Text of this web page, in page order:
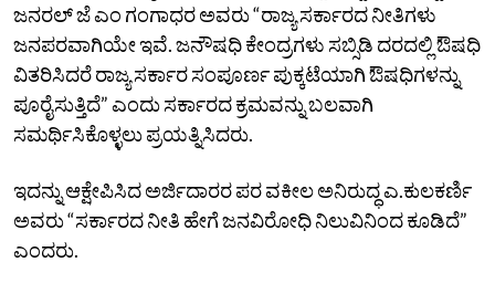
ಜನರಲ್‌ ಜೆ ಎಂ ಗಂಗಾಧರ ಅವರು “ರಾಜ್ಯ ಸರ್ಕಾರದ ನೀತಿಗಳು
ಜನಪರವಾಗಿಯೇ ಇವೆ. ಜನೌಷಧಿ ಕೇಂದ್ರಗಳು ಸಬ್ಸಿಡಿ ದರದಲ್ಲಿ ಔಷಧಿ
ವಿತರಿಸಿದರೆ ರಾಜ್ಯ ಸರ್ಕಾರ ಸಂಪೂರ್ಣ ಪುಕ್ಕಟೆಯಾಗಿ ಔಷಧಿಗಳನ್ನು
ಪೂರೈಸುತ್ತಿದೆ” ಎಂದು ಸರ್ಕಾರದ ಕ್ರಮವನ್ನು ಬಲವಾಗಿ
ಸಮರ್ಥಿಸಿಕೊಳ್ಳಲು ಪ್ರಯತ್ನಿಸಿದರು.
ಇದನ್ನು ಆಕ್ಷೇಪಿಸಿದ ಅರ್ಜಿದಾರರ ಪರ ವಕೀಲ ಅನಿರುದ್ಧ ಎ.ಕುಲಕರ್ಣಿ
ಅವರು “ಸರ್ಕಾರದ ನೀತಿ ಹೇಗೆ ಜನವಿರೋಧಿ ನಿಲುವಿನಿಂದ ಕೂಡಿದೆ”
ಎಂದರು.